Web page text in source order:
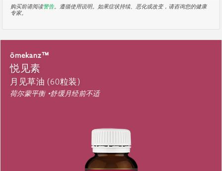
购买前请阅读警告。遵循使用说明。如果症状持续、恶化或改变，请咨询您的健康
专家。
ōmekanz™
悦见素
月见草油 (60粒装)
荷尔蒙平衡 •舒缓月经前不适